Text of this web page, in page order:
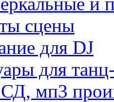
сцены
для DJ
для
мп3